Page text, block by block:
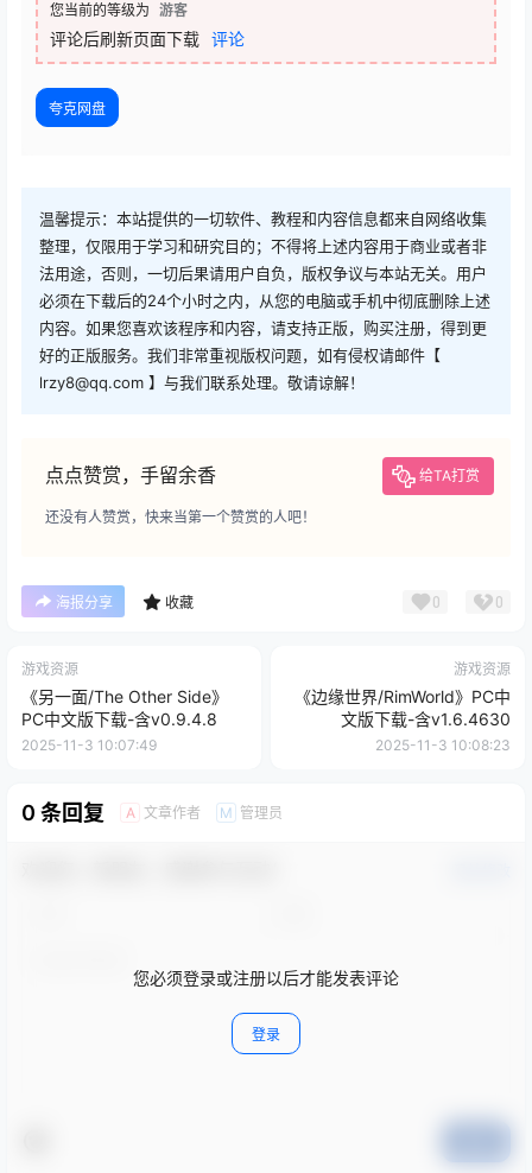
您当前的等级为 游客
评论后刷新页面下载 评论
夸克网盘
温馨提示：本站提供的一切软件、教程和内容信息都来自网络收集
整理，仅限用于学习和研究目的；不得将上述内容用于商业或者非
法用途，否则，一切后果请用户自负，版权争议与本站无关。用户
必须在下载后的24个小时之内，从您的电脑或手机中彻底删除上述
内容。如果您喜欢该程序和内容，请支持正版，购买注册，得到更
好的正版服务。我们非常重视版权问题，如有侵权请邮件【
lrzy8@qq.com 】与我们联系处理。敬请谅解！
点点赞赏，手留余香 给TA打赏
还没有人赞赏，快来当第一个赞赏的人吧！
海报分享 收藏 0 0
游戏资源
《另一面/The Other Side》
PC中文版下载-含v0.9.4.8
2025-11-3 10:07:49
游戏资源
《边缘世界/RimWorld》PC中
文版下载-含v1.6.4630
2025-11-3 10:08:23
0 条回复 A 文章作者 M 管理员
您必须登录或注册以后才能发表评论
登录